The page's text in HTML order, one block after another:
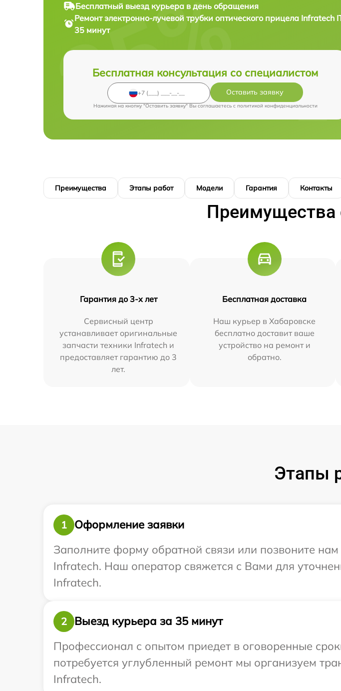
Бесплатный выезд курьера в день обращения
Ремонт электронно-лучевой трубки оптического прицела Infratech
35 минут
Бесплатная консультация со специалистом
Оставить заявку
Нажимая на кнопку "Оставить заявку" Вы соглашаетесь c политикой конфиденциальности
Преимущества Этапы работ Модели Гарантия Контакты
Преимущества
Гарантия до 3-х лет
Сервисный центр
устанавливает оригинальные
запчасти техники Infratech и
предоставляет гарантию до 3
лет.
Бесплатная доставка
Наш курьер в Хабаровске
бесплатно доставит ваше
устройство на ремонт и
обратно.
Этапы
1
Оформление заявки
Заполните форму обратной связи или позвоните
Infratech. Наш оператор свяжется с Вами для
Infratech.
2
Выезд курьера за 35 минут
Профессионал с опытом приедет в оговоренные
потребуется углубленный ремонт мы организуем
Infratech.